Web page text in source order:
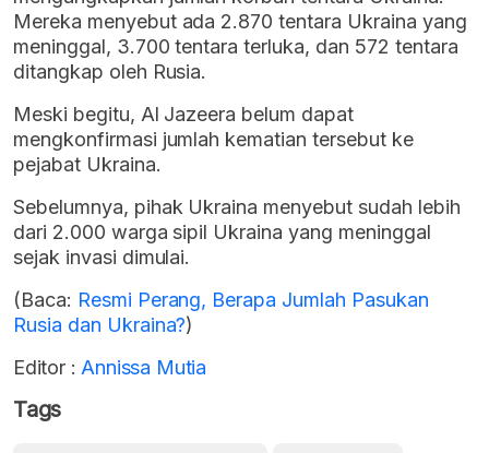
Mereka menyebut ada 2.870 tentara Ukraina yang
meninggal, 3.700 tentara terluka, dan 572 tentara
ditangkap oleh Rusia.
Meski begitu, Al Jazeera belum dapat
mengkonfirmasi jumlah kematian tersebut ke
pejabat Ukraina.
Sebelumnya, pihak Ukraina menyebut sudah lebih
dari 2.000 warga sipil Ukraina yang meninggal
sejak invasi dimulai.
(Baca: Resmi Perang, Berapa Jumlah Pasukan
Rusia dan Ukraina?)
Editor : Annissa Mutia
Tags